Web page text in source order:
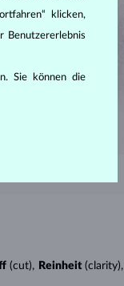
(cut), Reinheit (clarity),
klicken,
Benutzererlebnis
Sie können die